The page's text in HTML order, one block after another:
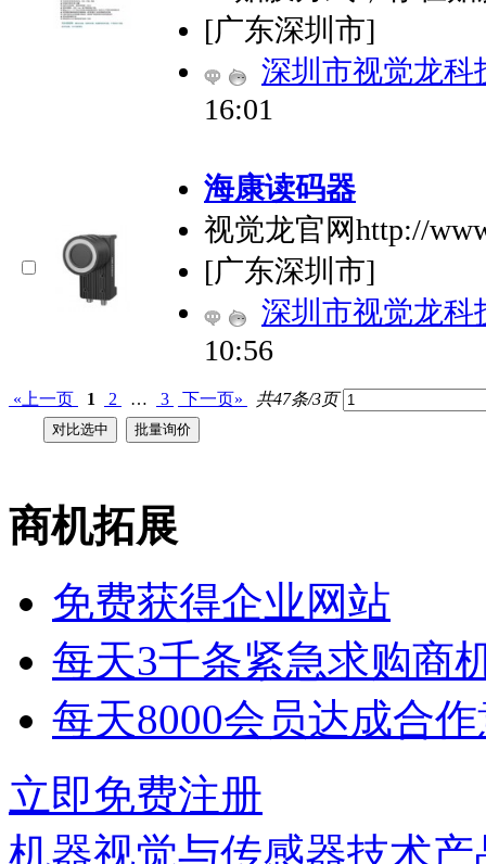
[广东深圳市]
深圳市视觉龙科
16:01
海康读码器
视觉龙官网http://
[广东深圳市]
深圳市视觉龙科
10:56
«上一页 1 2 … 3 下一页» 共47条/3页
商机拓展
免费获得企业网站
每天3千条紧急求购商
每天8000会员达成合
立即免费注册
机器视觉与传感器技术产